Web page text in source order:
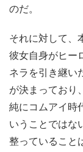
のだ。
それに対して、
彼女自身がヒー
ネラを引き継い
が決まっており
純にコムアイ時
いうことではな
整っていること